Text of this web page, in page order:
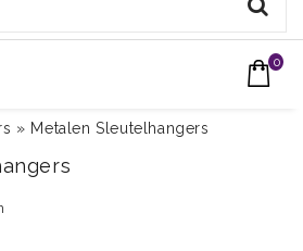
0
» Metalen Sleutelhangers